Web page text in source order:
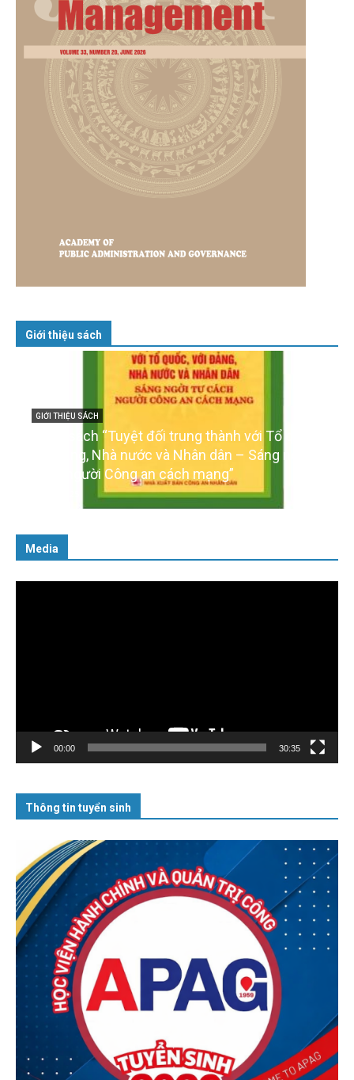
Giới thiệu sách
GIỚI THIỆU SÁCH
Cuốn sách “Tuyệt đối trung thành với Tổ quốc,
với Đảng, Nhà nước và Nhân dân – Sáng ngời tư
cách người Công an cách mạng”
Media
00:00 30:35
Thông tin tuyển sinh